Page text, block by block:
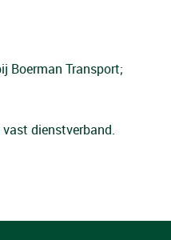
Boerman Transport;
dienstverband.